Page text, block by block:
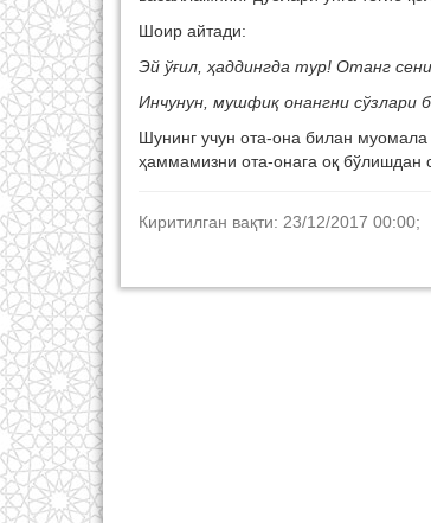
Шоир айтади:
Эй ўғил, ҳаддингда тур! Отанг
Инчунун, мушфиқ онангни сўзлари
Шунинг учун ота-она билан
ҳаммамизни ота-онага оқ бўлишдан
Киритилган вақти: 23/12/2017